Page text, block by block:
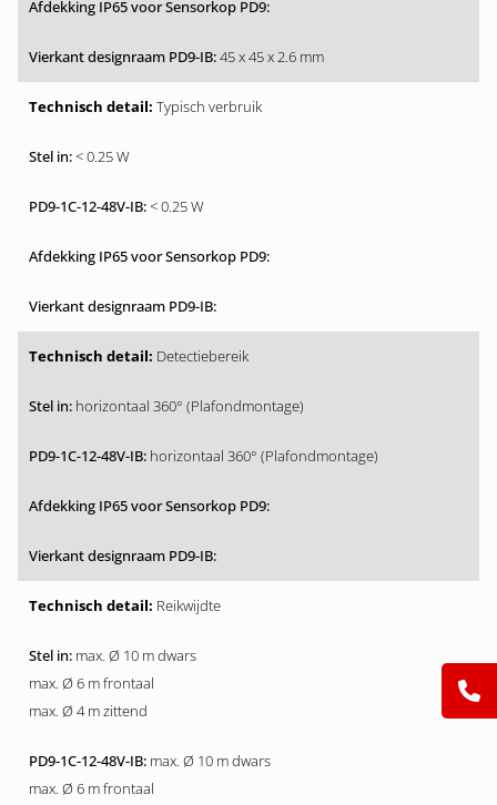
45 x 45 x 2.6 mm
Typisch verbruik
< 0.25 W
< 0.25 W
Detectiebereik
horizontaal 360° (Plafondmontage)
horizontaal 360° (Plafondmontage)
Reikwijdte
max. Ø 10 m dwars
max. Ø 6 m frontaal
max. Ø 4 m zittend
max. Ø 10 m dwars
max. Ø 6 m frontaal